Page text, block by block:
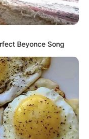
Beyonce Song